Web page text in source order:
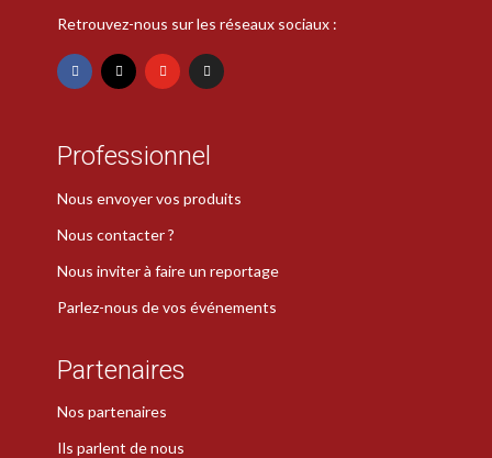
Retrouvez-nous sur les réseaux sociaux :
Professionnel
Nous envoyer vos produits
Nous contacter ?
Nous inviter à faire un reportage
Parlez-nous de vos événements
Partenaires
Nos partenaires
Ils parlent de nous